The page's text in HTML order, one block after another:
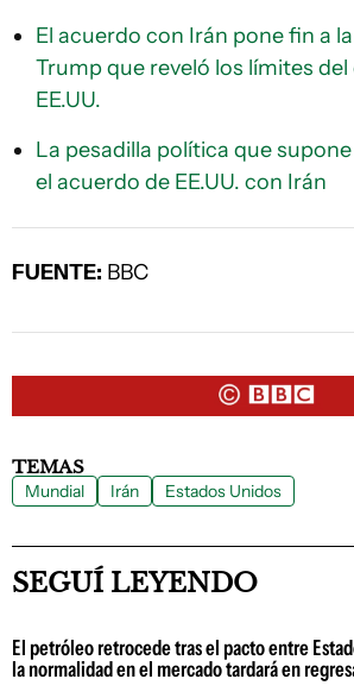
El acuerdo con Irán pone fin a
Trump que reveló los límites
EE.UU.
La pesadilla política que
el acuerdo de EE.UU. con Irán
FUENTE: BBC
TEMAS
Mundial Irán Estados Unidos
SEGUÍ LEYENDO
El petróleo retrocede tras el pacto entre
la normalidad en el mercado tardará en